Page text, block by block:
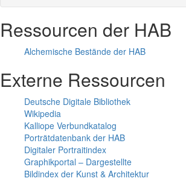
Ressourcen der HAB
Alchemische Bestände der HAB
Externe Ressourcen
Deutsche Digitale Bibliothek
Wikipedia
Kalliope Verbundkatalog
Porträtdatenbank der HAB
Digitaler Portraitindex
Graphikportal – Dargestellte
Bildindex der Kunst & Architektur